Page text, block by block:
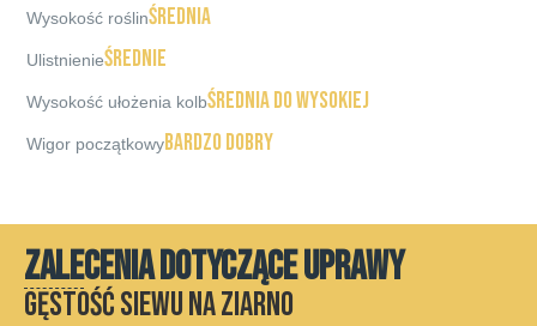
Wysokość roślinśrednia
Ulistnienieśrednie
Wysokość ułożenia kolbśrednia do wysokiej
Wigor początkowybardzo dobry
ZALECENIA DOTYCZĄCE UPRAWY
Gęstość siewu na ziarno